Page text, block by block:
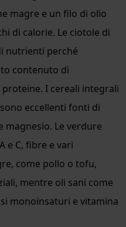
magre e un filo di olio
di calorie. Le ciotole di
nutrienti perché
contenuto di
I cereali integrali
eccellenti fonti di
magnesio. Le verdure
e C, fibre e vari
come pollo o tofu,
mentre oli sani come
monoinsaturi e vitamina